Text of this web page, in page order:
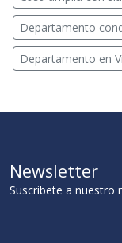
Departamento
Departamento en
Newsletter
Suscribete a nuestro